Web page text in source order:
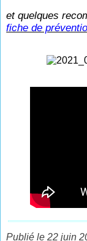
et quelques
fiche de
Publié le 22 juin